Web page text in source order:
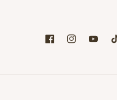
FacebookInstagramYouTube